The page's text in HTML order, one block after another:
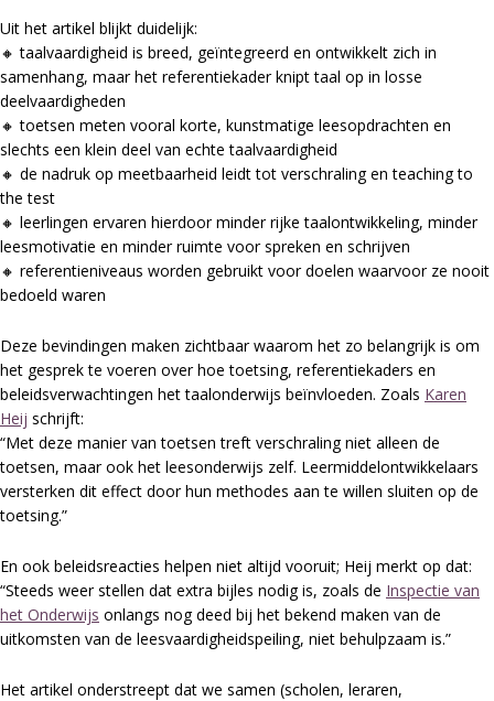
Uit het artikel blijkt duidelijk:
🔸 taalvaardigheid is breed, geïntegreerd en ontwikkelt zich in
samenhang, maar het referentiekader knipt taal op in losse
deelvaardigheden
🔸 toetsen meten vooral korte, kunstmatige leesopdrachten en
slechts een klein deel van echte taalvaardigheid
🔸 de nadruk op meetbaarheid leidt tot verschraling en teaching to
the test
🔸 leerlingen ervaren hierdoor minder rijke taalontwikkeling, minder
leesmotivatie en minder ruimte voor spreken en schrijven
🔸 referentieniveaus worden gebruikt voor doelen waarvoor ze nooit
bedoeld waren
Deze bevindingen maken zichtbaar waarom het zo belangrijk is om
het gesprek te voeren over hoe toetsing, referentiekaders en
beleidsverwachtingen het taalonderwijs beïnvloeden. Zoals Karen
Heij schrijft:
“Met deze manier van toetsen treft verschraling niet alleen de
toetsen, maar ook het leesonderwijs zelf. Leermiddelontwikkelaars
versterken dit effect door hun methodes aan te willen sluiten op de
toetsing.”
En ook beleidsreacties helpen niet altijd vooruit; Heij merkt op dat:
“Steeds weer stellen dat extra bijles nodig is, zoals de Inspectie van
het Onderwijs onlangs nog deed bij het bekend maken van de
uitkomsten van de leesvaardigheidspeiling, niet behulpzaam is.”
Het artikel onderstreept dat we samen (scholen, leraren,